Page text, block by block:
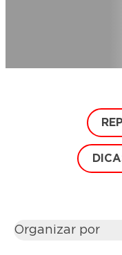
Organizar por